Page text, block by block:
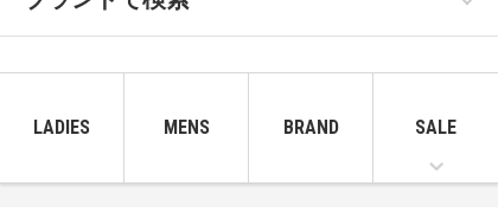
LADIES MENS BRAND SALE